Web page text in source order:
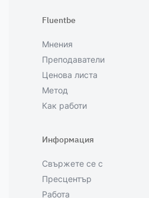
Fluentbe
Мнения
Преподаватели
Ценова листа
Метод
Как работи
Информация
Свържете се с
Пресцентър
Работа